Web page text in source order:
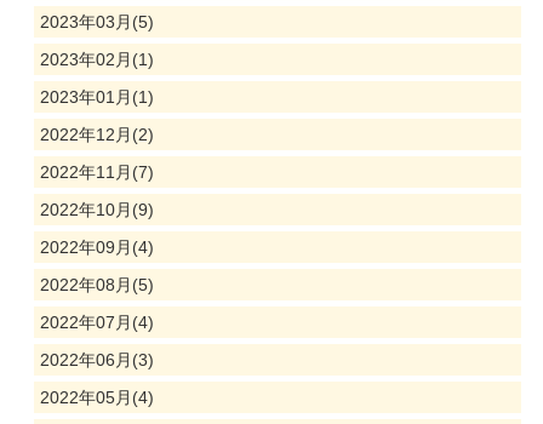
2023年03月(5)
2023年02月(1)
2023年01月(1)
2022年12月(2)
2022年11月(7)
2022年10月(9)
2022年09月(4)
2022年08月(5)
2022年07月(4)
2022年06月(3)
2022年05月(4)